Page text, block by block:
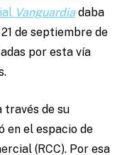
Vanguardiadaba
de septiembre de
por esta vía
través de su
en el espacio de
(RCC). Por esa